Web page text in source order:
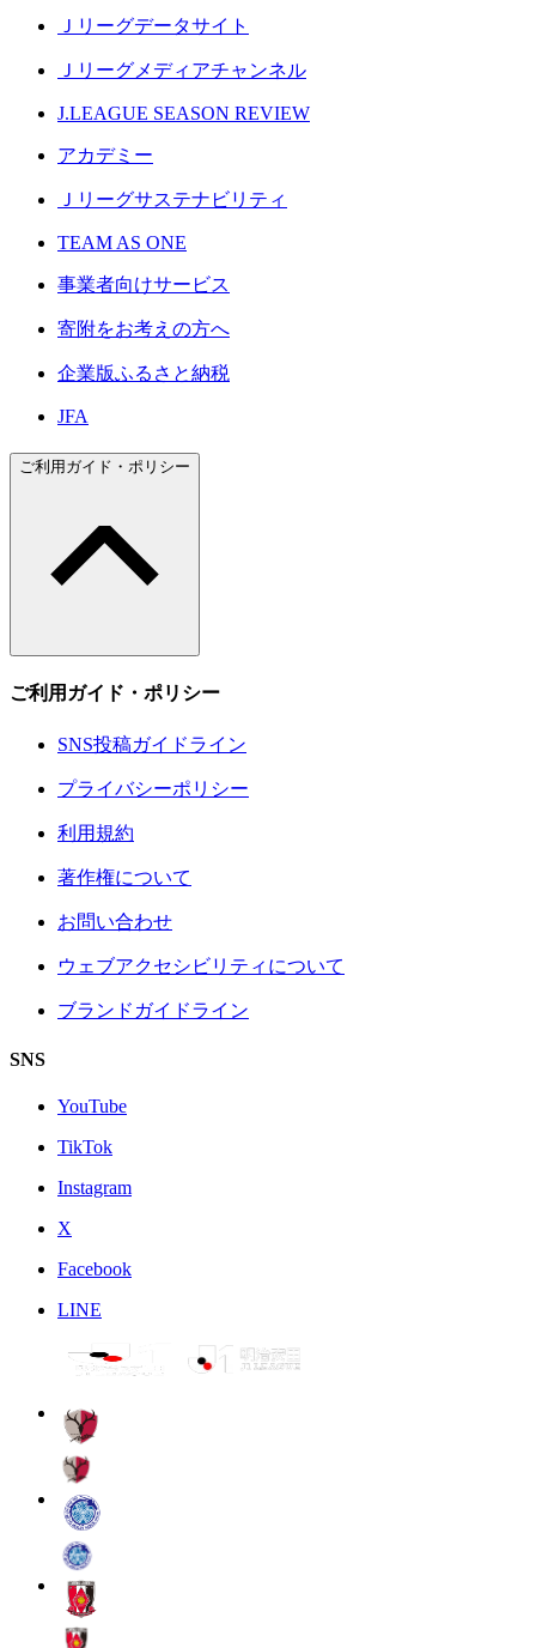
Ｊリーグデータサイト
Ｊリーグメディアチャンネル
J.LEAGUE SEASON REVIEW
アカデミー
Ｊリーグサステナビリティ
TEAM AS ONE
事業者向けサービス
寄附をお考えの方へ
企業版ふるさと納税
JFA
ご利用ガイド・ポリシー
ご利用ガイド・ポリシー
SNS投稿ガイドライン
プライバシーポリシー
利用規約
著作権について
お問い合わせ
ウェブアクセシビリティについて
ブランドガイドライン
SNS
YouTube
TikTok
Instagram
X
Facebook
LINE